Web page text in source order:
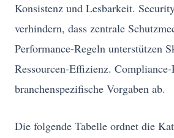
Konsistenz und Lesbarkeit.
verhindern, dass zentrale
Performance-Regeln unterstützen
Ressourcen-Effizienz.
branchenspezifische Vorgaben ab.
Die folgende Tabelle ordnet die